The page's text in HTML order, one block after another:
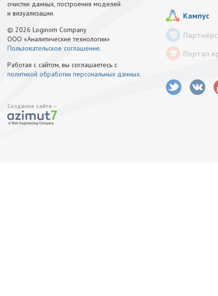
очистки данных, построения моделей
и визуализации.
© 2026 Loginom Company
ООО «Аналитические технологии»
Пользовательское соглашение.
Работая с сайтом, вы соглашаетесь с
политикой обработки персональных данных.
Создание сайта —
Кампус
Портал